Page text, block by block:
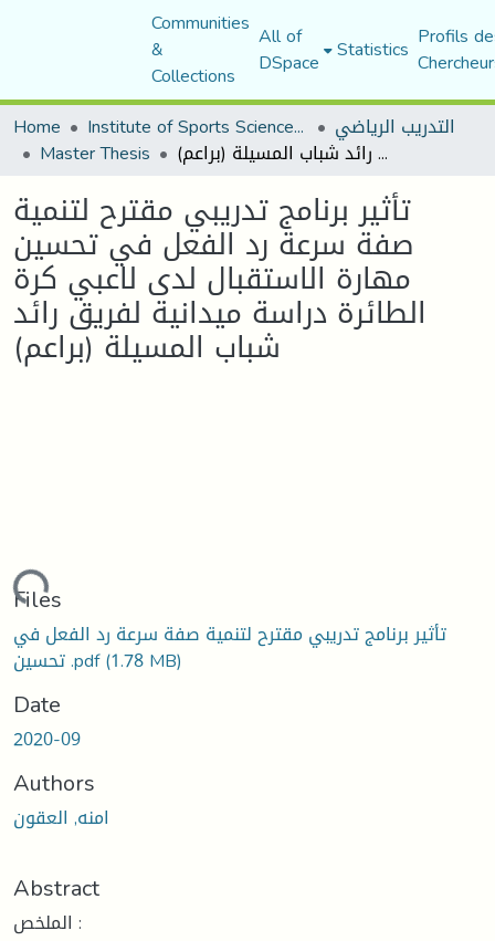
Communities
&
Collections
All of
DSpace Statistics Profils
Home
Institute of Sports Sciences and Techniques التدريب الرياضي
Master Thesis تأثير برنامج تدريبي مقترح لتنمية صفة سرعة رد الفعل في تحسين مهارة الاستقبال لدى لاعبي كرة الطائرة دراسة ميدانية لفريق رائد شباب المسيلة (براعم)
تأثير برنامج تدريبي مقترح لتنمية
صفة سرعة رد الفعل في تحسين
مهارة الاستقبال لدى لاعبي كرة
الطائرة دراسة ميدانية لفريق رائد
شباب المسيلة (براعم)
Loading...
Files
تأثير برنامج تدريبي مقترح لتنمية صفة سرعة رد الفعل في
تحسين .pdf(1.78 MB)
Date
2020-09
Authors
امنه, العقون
Abstract
الملخص :